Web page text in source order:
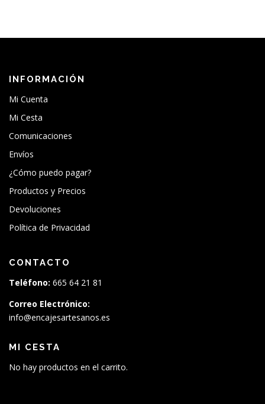
INFORMACIÓN
Mi Cuenta
Mi Cesta
Comunicaciones
Envíos
¿Cómo puedo pagar?
Productos y Precios
Devoluciones
Política de Privacidad
CONTACTO
Teléfono: 665 64 21 81
Correo Electrónico:
info@encajesartesanos.es
MI CESTA
No hay productos en el carrito.